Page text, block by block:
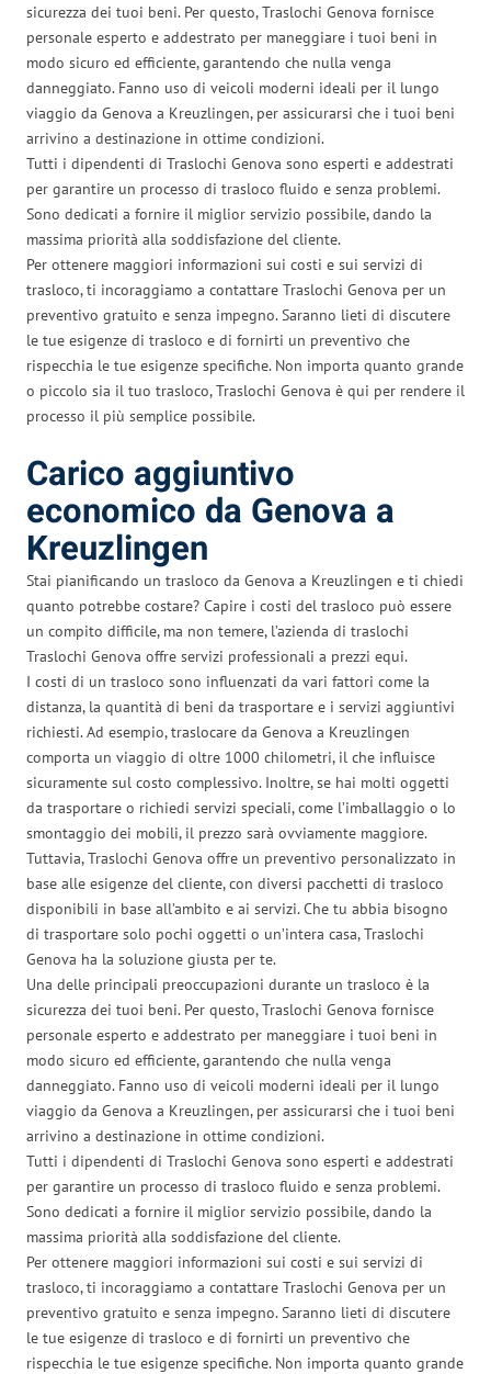
sicurezza dei tuoi beni. Per questo, Traslochi Genova fornisce
personale esperto e addestrato per maneggiare i tuoi beni in
modo sicuro ed efficiente, garantendo che nulla venga
danneggiato. Fanno uso di veicoli moderni ideali per il lungo
viaggio da Genova a Kreuzlingen, per assicurarsi che i tuoi beni
arrivino a destinazione in ottime condizioni.
Tutti i dipendenti di Traslochi Genova sono esperti e addestrati
per garantire un processo di trasloco fluido e senza problemi.
Sono dedicati a fornire il miglior servizio possibile, dando la
massima priorità alla soddisfazione del cliente.
Per ottenere maggiori informazioni sui costi e sui servizi di
trasloco, ti incoraggiamo a contattare Traslochi Genova per un
preventivo gratuito e senza impegno. Saranno lieti di discutere
le tue esigenze di trasloco e di fornirti un preventivo che
rispecchia le tue esigenze specifiche. Non importa quanto grande
o piccolo sia il tuo trasloco, Traslochi Genova è qui per rendere il
processo il più semplice possibile.
Carico aggiuntivo
economico da Genova a
Kreuzlingen
Stai pianificando un trasloco da Genova a Kreuzlingen e ti chiedi
quanto potrebbe costare? Capire i costi del trasloco può essere
un compito difficile, ma non temere, l’azienda di traslochi
Traslochi Genova offre servizi professionali a prezzi equi.
I costi di un trasloco sono influenzati da vari fattori come la
distanza, la quantità di beni da trasportare e i servizi aggiuntivi
richiesti. Ad esempio, traslocare da Genova a Kreuzlingen
comporta un viaggio di oltre 1000 chilometri, il che influisce
sicuramente sul costo complessivo. Inoltre, se hai molti oggetti
da trasportare o richiedi servizi speciali, come l’imballaggio o lo
smontaggio dei mobili, il prezzo sarà ovviamente maggiore.
Tuttavia, Traslochi Genova offre un preventivo personalizzato in
base alle esigenze del cliente, con diversi pacchetti di trasloco
disponibili in base all’ambito e ai servizi. Che tu abbia bisogno
di trasportare solo pochi oggetti o un’intera casa, Traslochi
Genova ha la soluzione giusta per te.
Una delle principali preoccupazioni durante un trasloco è la
sicurezza dei tuoi beni. Per questo, Traslochi Genova fornisce
personale esperto e addestrato per maneggiare i tuoi beni in
modo sicuro ed efficiente, garantendo che nulla venga
danneggiato. Fanno uso di veicoli moderni ideali per il lungo
viaggio da Genova a Kreuzlingen, per assicurarsi che i tuoi beni
arrivino a destinazione in ottime condizioni.
Tutti i dipendenti di Traslochi Genova sono esperti e addestrati
per garantire un processo di trasloco fluido e senza problemi.
Sono dedicati a fornire il miglior servizio possibile, dando la
massima priorità alla soddisfazione del cliente.
Per ottenere maggiori informazioni sui costi e sui servizi di
trasloco, ti incoraggiamo a contattare Traslochi Genova per un
preventivo gratuito e senza impegno. Saranno lieti di discutere
le tue esigenze di trasloco e di fornirti un preventivo che
rispecchia le tue esigenze specifiche. Non importa quanto grande